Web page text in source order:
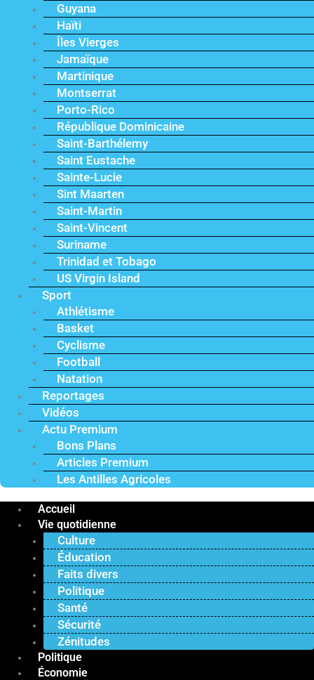
Guyana
Haïti
Îles Vierges
Jamaïque
Martinique
Montserrat
Porto-Rico
République Dominicaine
Saint-Barthélemy
Saint Eustache
Sainte-Lucie
Sint Maarten
Saint-Martin
Saint-Vincent
Suriname
Trinidad et Tobago
US Virgin Island
Sport
Athlétisme
Basket
Cyclisme
Football
Natation
Reportages
Vidéos
Actu Premium
Bons Plans
Articles Premium
Les Antilles Agricoles
Accueil
Vie quotidienne
Culture
Éducation
Faits divers
Politique
Santé
Sécurité
Zénitudes
Politique
Économie